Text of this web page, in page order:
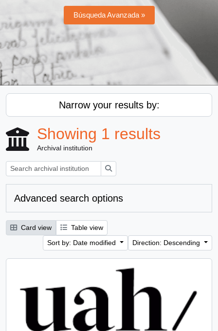
Búsqueda Avanzada »
Narrow your results by:
Showing 1 results
Archival institution
Advanced search options
Card view
Table view
Sort by: Date modified
Direction: Descending